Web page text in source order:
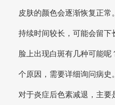
皮肤的颜色会逐渐恢复正
持续时间较长，可能会留下
脸上出现白斑有几种可能
个原因，需要详细询问病史。
对于炎症后色素减退，主要